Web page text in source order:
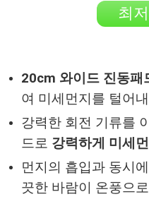
최
20cm 와이드 진동패
여 미세먼지를 털어
강력한 회전 기류를
드로 강력하게 미세
먼지의 흡입과 동시
끗한 바람이 온풍으